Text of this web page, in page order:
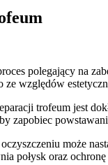
polegający na
ze względów
trofeum jest
zapobiec
może
połysk oraz